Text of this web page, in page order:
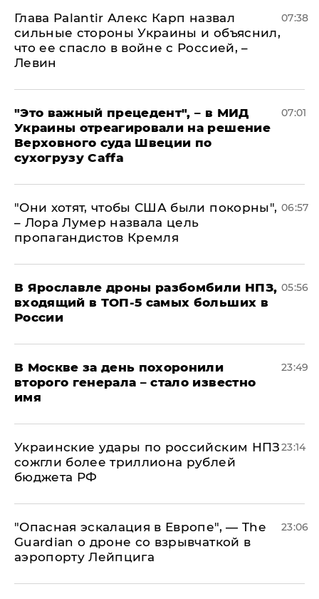
Глава Palantir Алекс Карп назвал
сильные стороны Украины и объяснил,
что ее спасло в войне с Россией, –
Левин
07:38
"Это важный прецедент", – в МИД
Украины отреагировали на решение
Верховного суда Швеции по
сухогрузу Caffa
07:01
"Они хотят, чтобы США были покорны",
– Лора Лумер назвала цель
пропагандистов Кремля
06:57
В Ярославле дроны разбомбили НПЗ,
входящий в ТОП-5 самых больших в
России
05:56
В Москве за день похоронили
второго генерала – стало известно
имя
23:49
Украинские удары по российским НПЗ
сожгли более триллиона рублей
бюджета РФ
23:14
"Опасная эскалация в Европе", — The
Guardian о дроне со взрывчаткой в
аэропорту Лейпцига
23:06